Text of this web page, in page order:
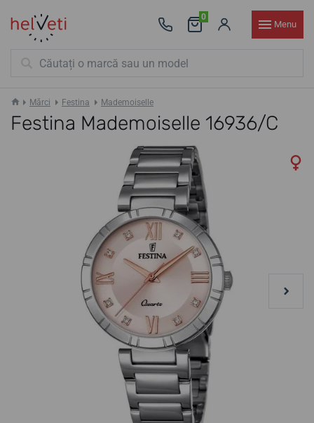
0
Menu
Mărci Festina Mademoiselle
Festina Mademoiselle 16936/C